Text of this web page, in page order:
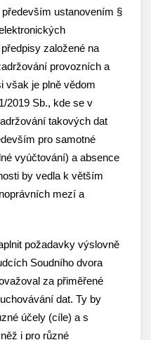
ustanovením §
založené na
provozních a
však je plně vědom
2019 Sb., kde se v
takových dat
pro samotné
vyúčtování) a absence
by vedla k větším
mezí a
požadavky výslovně
Soudního dvora
za přiměřené
dat. Ty by
účely (cíle) a s
i pro různé